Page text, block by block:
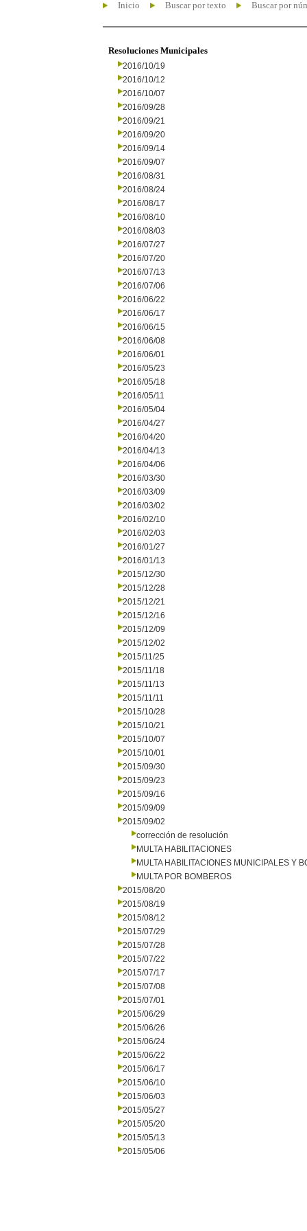
Inicio Buscar por texto Buscar por
Resoluciones Municipales
2016/10/19
2016/10/12
2016/10/07
2016/09/28
2016/09/21
2016/09/20
2016/09/14
2016/09/07
2016/08/31
2016/08/24
2016/08/17
2016/08/10
2016/08/03
2016/07/27
2016/07/20
2016/07/13
2016/07/06
2016/06/22
2016/06/17
2016/06/15
2016/06/08
2016/06/01
2016/05/23
2016/05/18
2016/05/11
2016/05/04
2016/04/27
2016/04/20
2016/04/13
2016/04/06
2016/03/30
2016/03/09
2016/03/02
2016/02/10
2016/02/03
2016/01/27
2016/01/13
2015/12/30
2015/12/28
2015/12/21
2015/12/16
2015/12/09
2015/12/02
2015/11/25
2015/11/18
2015/11/13
2015/11/11
2015/10/28
2015/10/21
2015/10/07
2015/10/01
2015/09/30
2015/09/23
2015/09/16
2015/09/09
2015/09/02
corrección de resolución
MULTA HABILITACIONES
MULTA HABILITACIONES MUNICIPALES Y
MULTA POR BOMBEROS
2015/08/20
2015/08/19
2015/08/12
2015/07/29
2015/07/28
2015/07/22
2015/07/17
2015/07/08
2015/07/01
2015/06/29
2015/06/26
2015/06/24
2015/06/22
2015/06/17
2015/06/10
2015/06/03
2015/05/27
2015/05/20
2015/05/13
2015/05/06